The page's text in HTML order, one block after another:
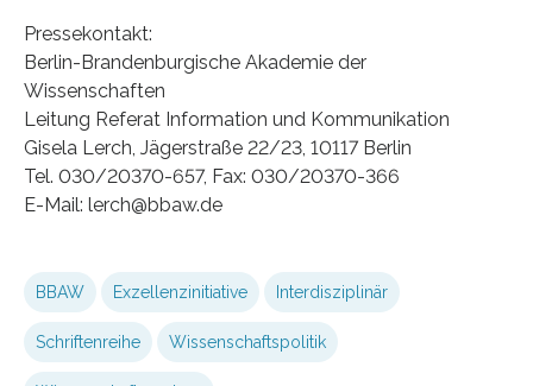
Pressekontakt:
Berlin-Brandenburgische Akademie der
Wissenschaften
Leitung Referat Information und Kommunikation
Gisela Lerch, Jägerstraße 22/23, 10117 Berlin
Tel. 030/20370-657, Fax: 030/20370-366
E-Mail: lerch@bbaw.de
BBAW Exzellenzinitiative Interdisziplinär
Schriftenreihe Wissenschaftspolitik